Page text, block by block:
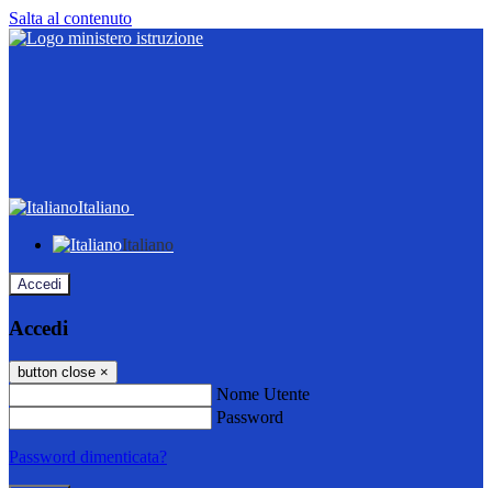
Salta al contenuto
Italiano
Italiano
Accedi
Accedi
button close ×
Nome Utente
Password
Password dimenticata?